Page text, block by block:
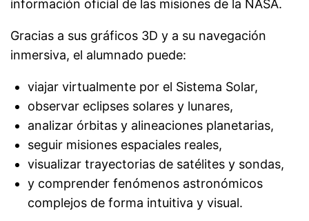
información oficial de las misiones de la NASA.
Gracias a sus gráficos 3D y a su navegación
inmersiva, el alumnado puede:
viajar virtualmente por el Sistema Solar,
observar eclipses solares y lunares,
analizar órbitas y alineaciones planetarias,
seguir misiones espaciales reales,
visualizar trayectorias de satélites y sondas,
y comprender fenómenos astronómicos
complejos de forma intuitiva y visual.